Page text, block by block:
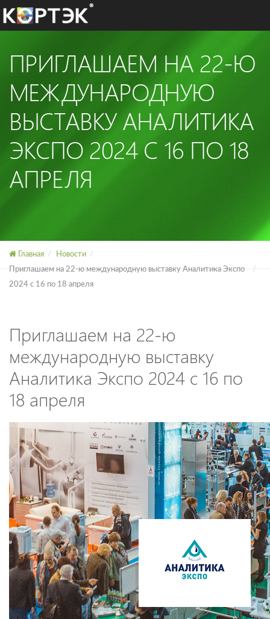
ПРИГЛАШАЕМ НА 22-Ю
МЕЖДУНАРОДНУЮ
ВЫСТАВКУ АНАЛИТИКА
ЭКСПО 2024 С 16 ПО 18
АПРЕЛЯ
Главная
Новости
Приглашаем на 22-ю международную выставку Аналитика Экспо
2024 с 16 по 18 апреля
Приглашаем на 22-ю
международную выставку
Аналитика Экспо 2024 с 16 по
18 апреля